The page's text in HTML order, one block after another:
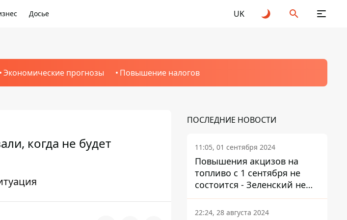
Досье UK
Экономические прогнозы Повышение налогов
когда не будет
ПОСЛЕДНИЕ НОВОСТИ
11:05, 01 сентября 2024
Повышения акцизов на
топливо с 1 сентября не
состоится - Зеленский не
подписал закон
22:24, 28 августа 2024